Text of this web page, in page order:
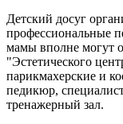
Детский досуг
профессиональные
мамы вполне могут
"Эстетического
парикмахерские и
педикюр,
тренажерный зал.